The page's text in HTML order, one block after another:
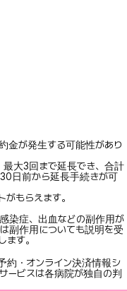
金が発生する可能性があり
大3回まで延長でき、合計
日前から延長手続きが可
もらえます。
染症、出血などの副作用が
副作用についても説明を受
す。
約・オンライン決済情報シ
ービスは各病院が独自の判